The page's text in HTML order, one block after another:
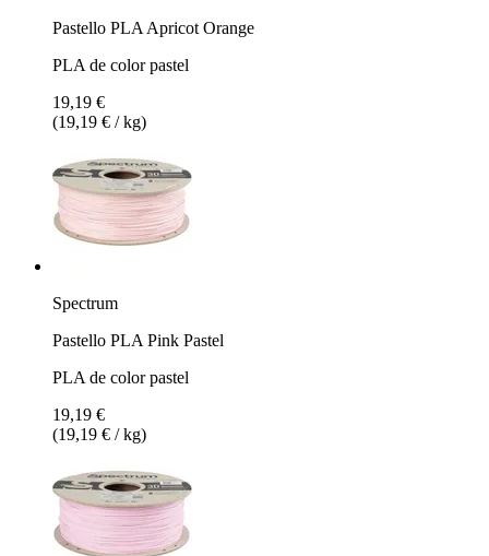
Pastello PLA Apricot Orange
PLA de color pastel
19,19 €
(19,19 € / kg)
Spectrum
Pastello PLA Pink Pastel
PLA de color pastel
19,19 €
(19,19 € / kg)